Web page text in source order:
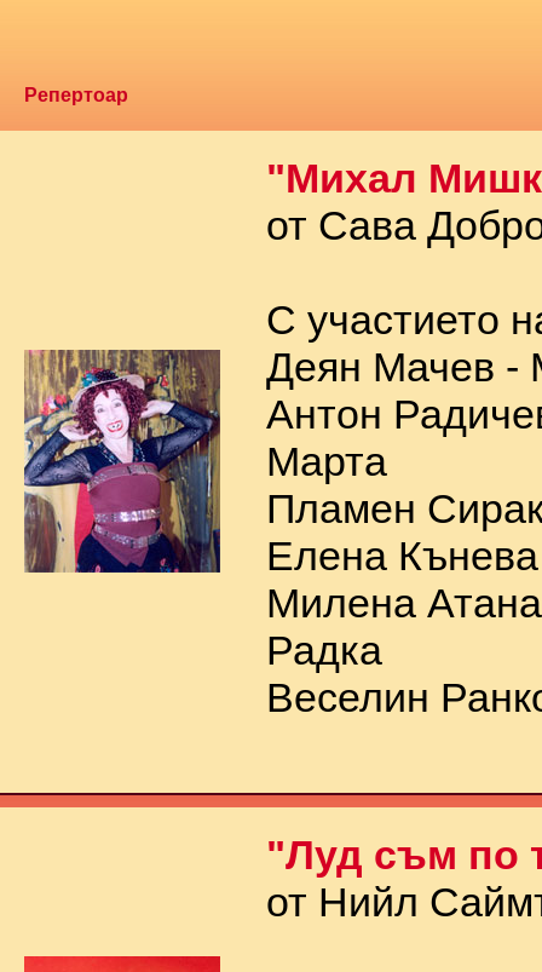
Репертоар
"Михал
от Сава
С участието
Деян Мачев -
Антон
Марта
Пламен
Елена
Милена
Радка
Веселин
"Луд съм по
от Нийл